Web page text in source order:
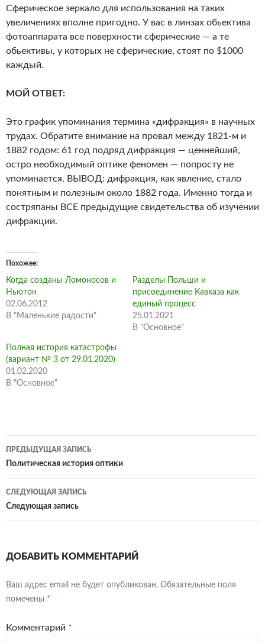
Сферическое зеркало для использования на таких
увеличениях вполне пригодно. У вас в линзах обьектива
фотоаппарата все поверхности сферические — а те
обьективы, у которых не сферические, стоят по $1000
каждый.
МОЙ ОТВЕТ:
Это график упоминания термина «дифракция» в научных
трудах. Обратите внимание на провал между 1821-м и
1882 годом: 61 год подряд дифракция — ценнейший,
остро необходимый оптике феномен — попросту не
упоминается. ВЫВОД: дифракция, как явление, стало
понятным и полезным около 1882 года. Именно тогда и
состряпаны ВСЕ предыдущие свидетельства об изучении
дифракции.
Похожее
Когда созданы Ломоносов и
Ньютон
02.06.2012
В "Маленькие радости"
Разделы Польши и
присоединение Кавказа как
единый процесс
25.01.2021
В "Основное"
Полная история катастрофы
(вариант № 3 от 29.01.2020)
01.02.2020
В "Основное"
Навигация
по
записям
ПРЕДЫДУЩАЯ ЗАПИСЬ
Политическая история оптики
СЛЕДУЮЩАЯ ЗАПИСЬ
Следующая запись
ДОБАВИТЬ КОММЕНТАРИЙ
Ваш адрес email не будет опубликован. Обязательные поля
помечены *
Комментарий *